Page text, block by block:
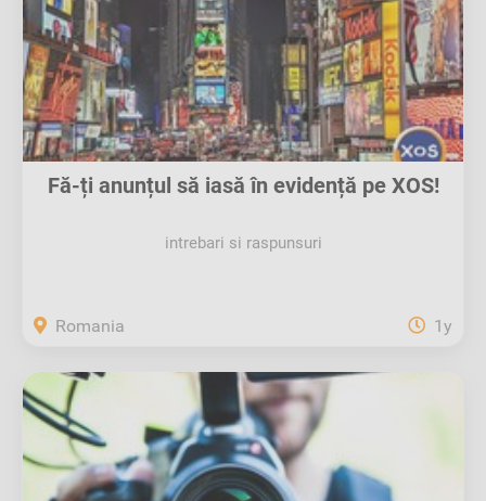
Fă-ți anunțul să iasă în evidență pe XOS!
intrebari si raspunsuri
Romania 1y